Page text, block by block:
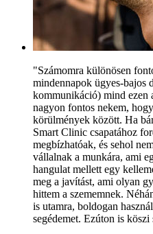
"Számomra különösen
mindennapok ügyes-bajos
kommunikáció) mind ezen
nagyon fontos nekem,
körülmények között. Ha
Smart Clinic csapatához
megbízhatóak, és sehol
vállalnak a munkára, ami
hangulat mellett egy
meg a javítást, ami olyan
hittem a szememnek.
is utamra, boldogan
segédemet. Ezúton is